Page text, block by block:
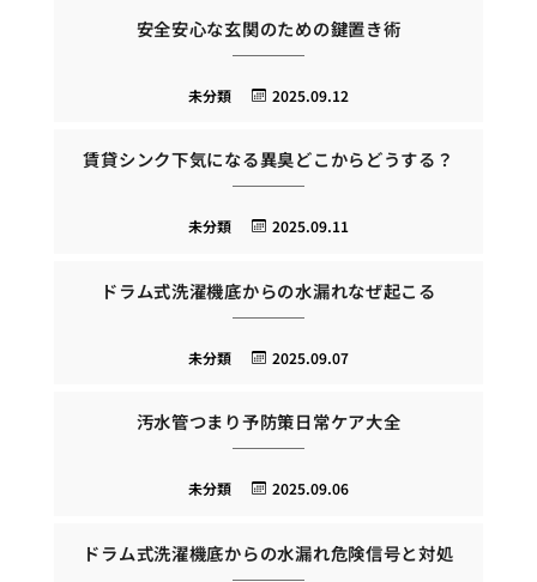
安全安心な玄関のための鍵置き術
2025.09.12
未分類
賃貸シンク下気になる異臭どこからどうする？
2025.09.11
未分類
ドラム式洗濯機底からの水漏れなぜ起こる
2025.09.07
未分類
汚水管つまり予防策日常ケア大全
2025.09.06
未分類
ドラム式洗濯機底からの水漏れ危険信号と対処